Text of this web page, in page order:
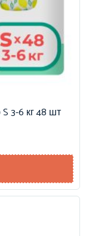
3-6 кг 48 шт